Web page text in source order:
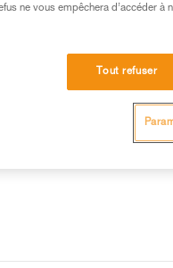
à la
actualité
ne vous empêchera d’accéder à
Tout refuser